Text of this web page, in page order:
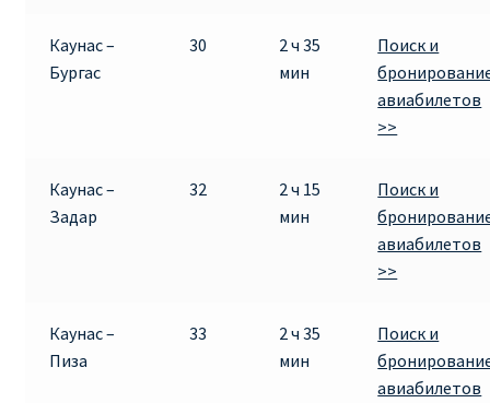
Каунас –
Бургас
30
2 ч 35
мин
Поиск и
авиабилетов
>>
Каунас –
Задар
32
2 ч 15
мин
Поиск и
авиабилетов
>>
Каунас –
Пиза
33
2 ч 35
мин
Поиск и
авиабилетов